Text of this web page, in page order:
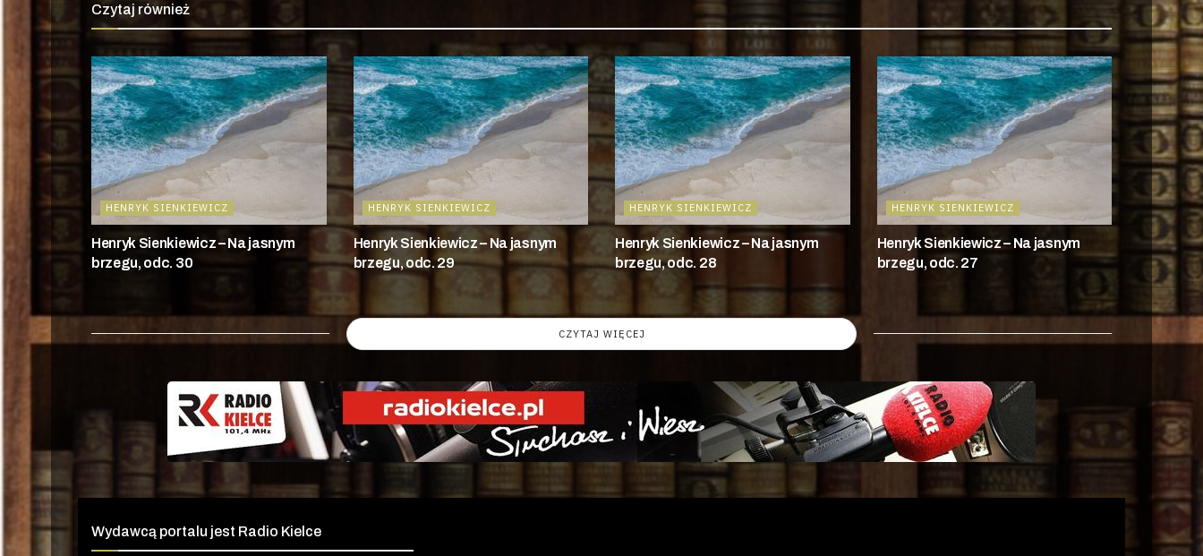
Czytaj również
HENRYK SIENKIEWICZ
Henryk Sienkiewicz – Na jasnym
brzegu, odc. 30
HENRYK SIENKIEWICZ
Henryk Sienkiewicz – Na jasnym
brzegu, odc. 29
HENRYK SIENKIEWICZ
Henryk Sienkiewicz – Na jasnym
brzegu, odc. 28
HENRYK SIENKIEWICZ
Henryk Sienkiewicz – Na jasnym
brzegu, odc. 27
CZYTAJ WIĘCEJ
Wydawcą portalu jest Radio Kielce